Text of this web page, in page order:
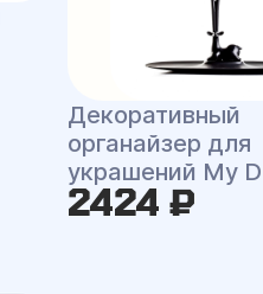
Декоративный
органайзер для
украшений My
2424 ₽